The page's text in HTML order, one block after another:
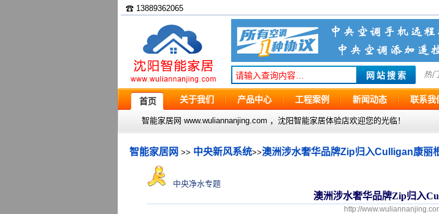
☎ 13889362065
热
首页 关于我们 产品中心 工程案例 新闻动态 联系我
智能家居网 www.wuliannanjing.com ，沈阳智能家居体验店欢迎您的光临！
智能家居网 >> 中央新风系统>>澳洲涉水奢华品牌Zip归入Culligan康丽
中央净水专题
澳洲涉水奢华品牌Zip归入
http://